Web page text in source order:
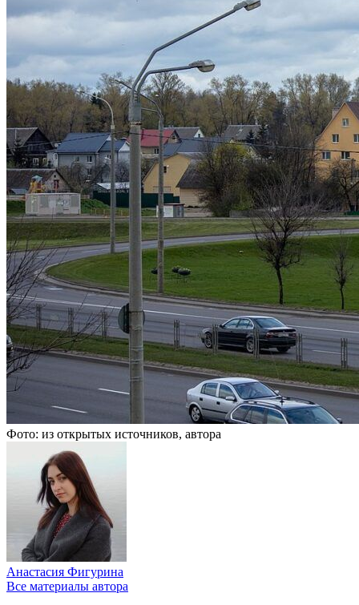
Фото: из открытых источников, автора
Анастасия Фигурина
Все материалы автора